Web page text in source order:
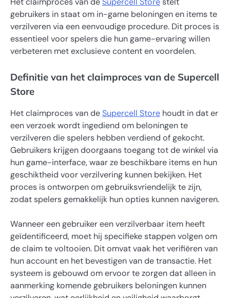
gebruikers in staat om in-game beloningen en items te
verzilveren via een eenvoudige procedure. Dit proces is
essentieel voor spelers die hun game-ervaring willen
verbeteren met exclusieve content en voordelen.
Definitie van het claimproces van de Supercell
Store
Het claimproces van deSupercell Store houdt in dat er
een verzoek wordt ingediend om beloningen te
verzilveren die spelers hebben verdiend of gekocht.
Gebruikers krijgen doorgaans toegang tot de winkel via
hun game-interface, waar ze beschikbare items en hun
geschiktheid voor verzilvering kunnen bekijken. Het
proces is ontworpen om gebruiksvriendelijk te zijn,
zodat spelers gemakkelijk hun opties kunnen navigeren.
Wanneer een gebruiker een verzilverbaar item heeft
geïdentificeerd, moet hij specifieke stappen volgen om
de claim te voltooien. Dit omvat vaak het verifiëren van
hun account en het bevestigen van de transactie. Het
systeem is gebouwd om ervoor te zorgen dat alleen in
aanmerking komende gebruikers beloningen kunnen